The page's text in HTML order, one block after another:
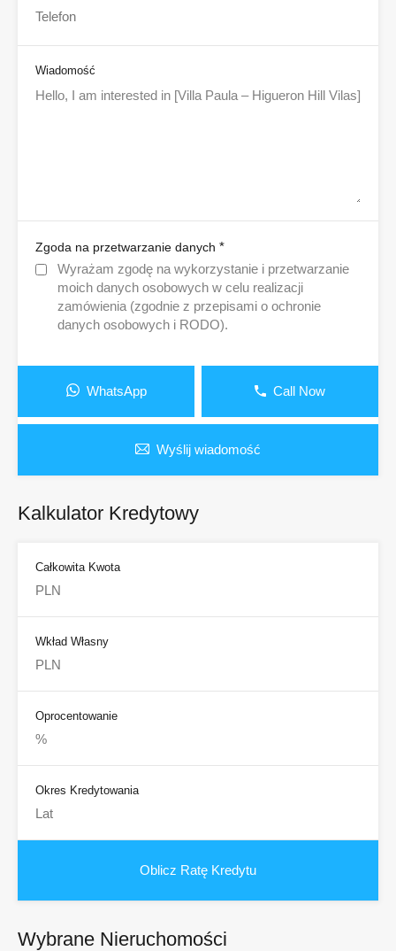
Wiadomość
Zgoda na przetwarzanie danych *
Wyrażam zgodę na wykorzystanie i przetwarzanie
moich danych osobowych w celu realizacji
zamówienia (zgodnie z przepisami o ochronie
danych osobowych i RODO).
WhatsApp Call Now
Wyślij wiadomość
Kalkulator Kredytowy
Całkowita Kwota
Wkład Własny
Oprocentowanie
Okres Kredytowania
Wybrane Nieruchomości